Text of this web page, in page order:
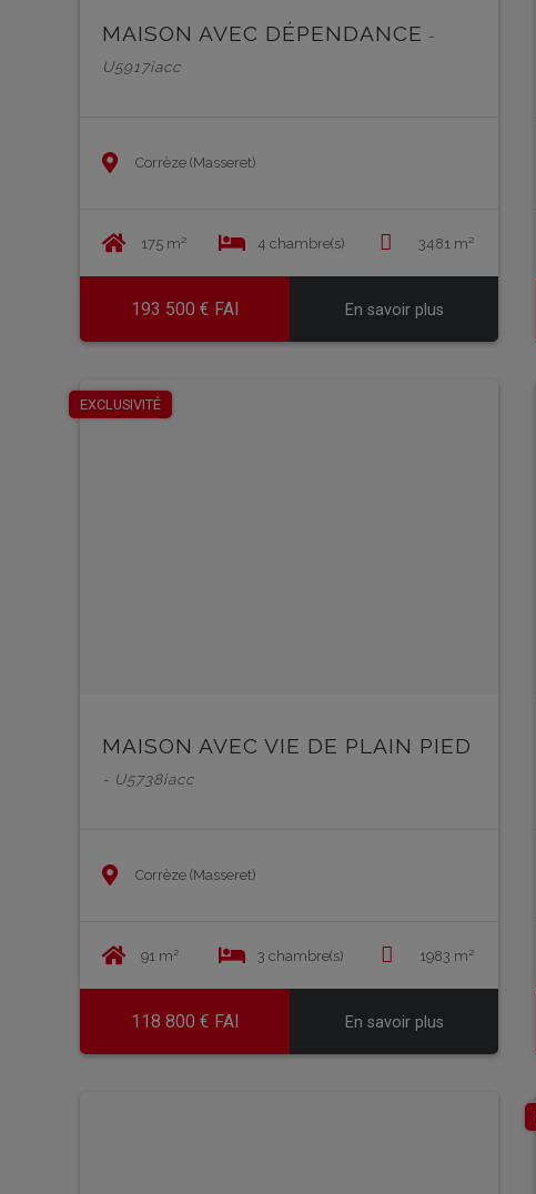
MAISON AVEC DÉPENDANCE -
U5917iacc
Corrèze (Masseret)
175 m² 4 chambre(s) 3481 m²
193 500 € FAI En savoir plus
EXCLUSIVITÉ
MAISON AVEC VIE DE PLAIN PIED
- U5738iacc
Corrèze (Masseret)
91 m² 3 chambre(s) 1983 m²
118 800 € FAI En savoir plus